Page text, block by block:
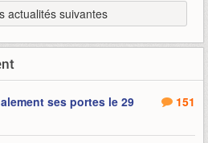
actualités suivantes
151
ses portes le 29